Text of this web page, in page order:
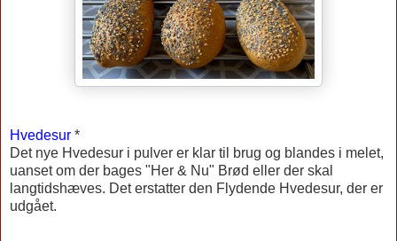
Hvedesur *
Det nye Hvedesur i pulver er klar til brug og blandes i melet,
uanset om der bages "Her & Nu" Brød eller der skal
langtidshæves. Det erstatter den Flydende Hvedesur, der er
udgået.